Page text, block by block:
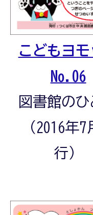
こどもヨモ
No.06
図書館のひ
（2016年7
行）